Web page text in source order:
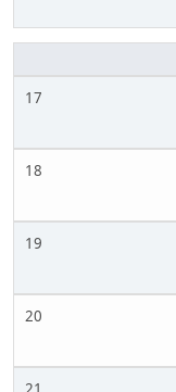
17
18
19
20